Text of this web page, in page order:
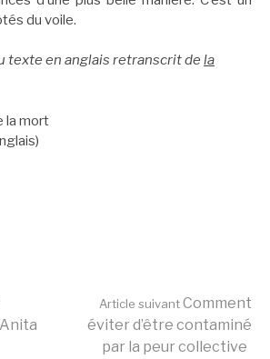
du voile.
texte en anglais retranscrit de la
la mort
Article suivantComment
éviter d’être contaminé
par la peur collective